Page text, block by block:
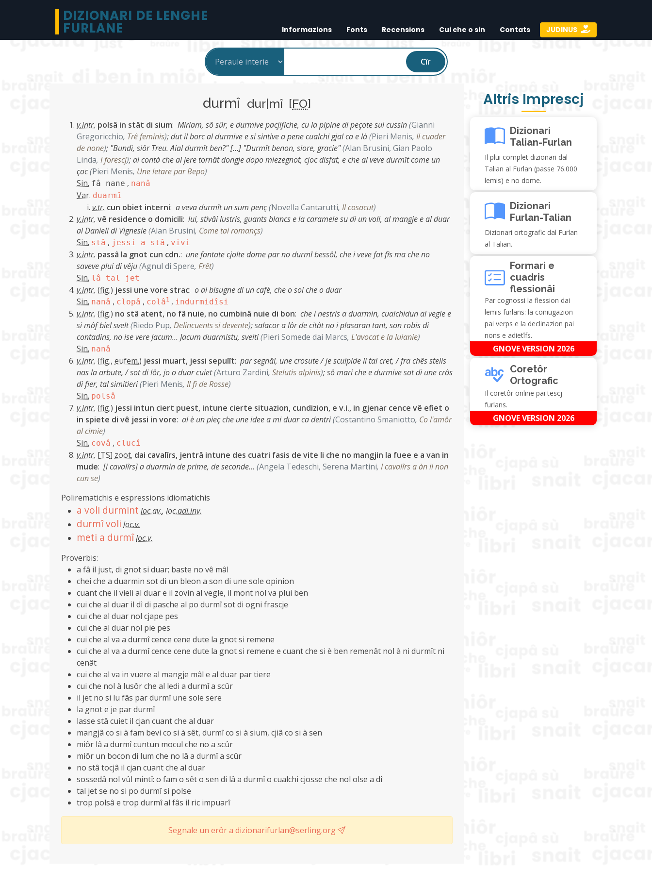
DIZIONARI DE LENGHE
FURLANE Informazions Fonts Recensions Cui che o sin Contats JUDINUS
Cîr
durmî dur|mî [FO]
v.intr. polsâ in stât di sium: Miriam, sô sûr, e durmive pacjifiche, cu la pipine di peçote sul cussin(Gianni
Gregoricchio, Trê feminis);dut il borc al durmive e si sintive a pene cualchi gjal ca e là(Pieri Menis, Il cuader
de none); "Bundì, siôr Treu. Aial durmît ben?" […] "Durmît benon, siore, gracie"(Alan Brusini, Gian Paolo
Linda, I forescj);al contà che al jere tornât dongje dopo miezegnot, cjoc disfat, e che al veve durmît come un
çoc(Pieri Menis, Une letare par Bepo)
Sin. fâ nane , nanâ
Var. duarmî
v.tr. cun obiet interni: a veva durmît un sum penç(Novella Cantarutti, Il cosacut)
v.intr. vê residence o domicili: lui, stivâi lustris, guants blancs e la caramele su di un voli, al mangje e al duar
al Danieli di Vignesie(Alan Brusini, Come tai romançs)
Sin. stâ , jessi a stâ , vivi
v.intr. passâ la gnot cun cdn.: une fantate cjolte dome par no durmî bessôl, che i veve fat fîs ma che no
saveve plui di vêju(Agnul di Spere, Frêt)
Sin. lâ tal jet
v.intr. (fig.) jessi une vore strac: o ai bisugne di un cafè, che o soi che o duar
Sin. nanâ , clopâ , colâ1 , indurmidîsi
v.intr. (fig.) no stâ atent, no fâ nuie, no cumbinâ nuie di bon: che i nestris a duarmin, cualchidun al vegle e
si môf biel svelt(Riedo Pup, Delincuents si devente);salacor a lôr de citât no i plasaran tant, son robis di
contadins, no ise vere Jacum… Jacum duarmistu, sveiti(Pieri Somede dai Marcs, L'avocat e la luianie)
Sin. nanâ
v.intr. (fig., eufem.) jessi muart, jessi sepulît: par segnâl, une crosute / je sculpide li tal cret, / fra chês stelis
nas la arbute, / sot di lôr, jo o duar cuiet(Arturo Zardini, Stelutis alpinis);sô mari che e durmive sot di une crôs
di fier, tal simitieri(Pieri Menis, Il fi de Rosse)
Sin. polsâ
v.intr. (fig.) jessi intun ciert puest, intune cierte situazion, cundizion, e v.i., in gjenar cence vê efiet o
in spiete di vê jessi in vore: al è un pieç che une idee a mi duar ca dentri(Costantino Smaniotto, Co l'amôr
al cimie)
Sin. covâ , clucî
v.intr. [TS] zoot. dai cavalîrs, jentrâ intune des cuatri fasis de vite li che no mangjin la fuee e a van in
mude: [i cavalîrs] a duarmin de prime, de seconde… (Angela Tedeschi, Serena Martini, I cavalîrs a àn il non
cun se)
Polirematichis e espressions idiomatichis
a voli durmint loc.av., loc.adi.inv.
durmî voli loc.v.
meti a durmîloc.v.
Proverbis:
a fâ il just, di gnot si duar; baste no vê mâl
chei che a duarmin sot di un bleon a son di une sole opinion
cuant che il vieli al duar e il zovin al vegle, il mont nol va plui ben
cui che al duar il dì di pasche al po durmî sot di ogni frascje
cui che al duar nol cjape pes
cui che al duar nol pie pes
cui che al va a durmî cence cene dute la gnot si remene
cui che al va a durmî cence cene dute la gnot si remene e cuant che si è ben remenât nol à ni durmît ni
cenât
cui che al va in vuere al mangje mâl e al duar par tiere
cui che nol à lusôr che al ledi a durmî a scûr
il jet no si lu fâs par durmî une sole sere
la gnot e je par durmî
lasse stâ cuiet il cjan cuant che al duar
mangjâ co si à fam bevi co si à sêt, durmî co si à sium, cjiâ co si à sen
miôr lâ a durmî cuntun mocul che no a scûr
miôr un bocon di lum che no lâ a durmî a scûr
no stâ tocjâ il cjan cuant che al duar
sossedâ nol vûl mintî: o fam o sêt o sen di lâ a durmî o cualchi cjosse che nol olse a dî
tal jet se no si po durmî si polse
trop polsâ e trop durmî al fâs il ric impuarî
Segnale un erôr a dizionarifurlan@serling.org
Altris Imprescj
Dizionari
Talian-Furlan
Il plui complet dizionari dal
Talian al Furlan (passe 76.000
lemis) e no dome.
Dizionari
Furlan-Talian
Dizionari ortografic dal Furlan
al Talian.
Formari e
cuadris
flessionâi
Par cognossi la flession dai
lemis furlans: la coniugazion
pai verps e la declinazion pai
nons e adietîfs.
GNOVE VERSION 2026
Coretôr
Ortografic
Il coretôr online pai tescj
furlans.
GNOVE VERSION 2026